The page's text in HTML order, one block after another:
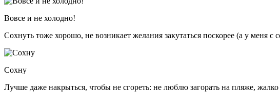
Вовсе и не холодно!
Сохнуть тоже хорошо, не возникает желания закутаться поскорее (а у меня
Сохну
Лучше даже накрыться, чтобы не сгореть: не люблю загорать на пляже, жалко